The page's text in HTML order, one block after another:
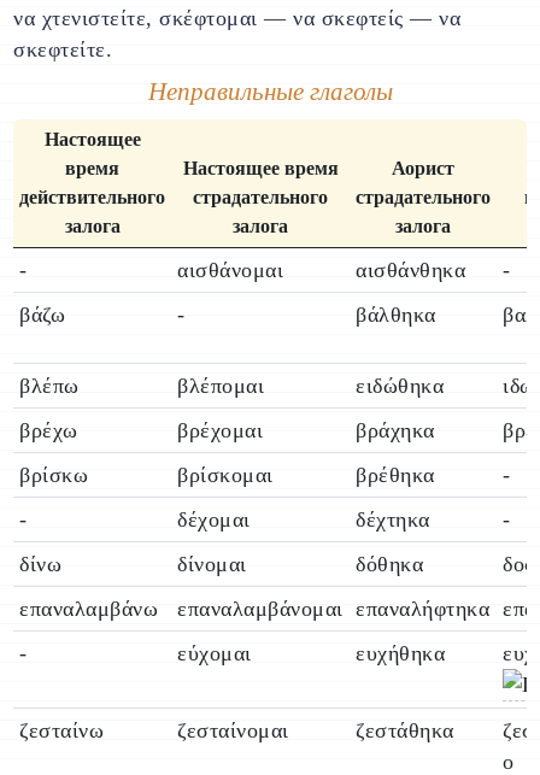
να χτενιστείτε, σκέφτομαι — να σκεφτείς — να
σκεφτείτε.
Неправильные глаголы
Настоящее
время
действительного
залога
Настоящее время
страдательного
залога
Аорист
страдательного
залога
- αισθάνομαι αισθάνθηκα
-
βάζω
- βάλθηκα
βλέπω βλέπομαι ειδώθηκα
βρέχω
βρέχομαι βράχηκα
βρίσκω
βρίσκομαι βρέθηκα
-
-
δέχομαι δέχτηκα
-
δίνω
δίνομαι δόθηκα
επαναλαμβάνω
επαναλαμβάνομαι επαναλήφτηκα
-
εύχομαι ευχήθηκα
ζεσταίνω ζεσταίνομαι ζεστάθηκα
ο